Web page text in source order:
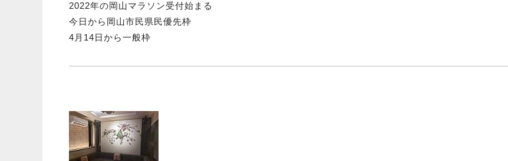
2022年の岡山マラソン受付始まる
今日から岡山市民県民優先枠
4月14日から一般枠